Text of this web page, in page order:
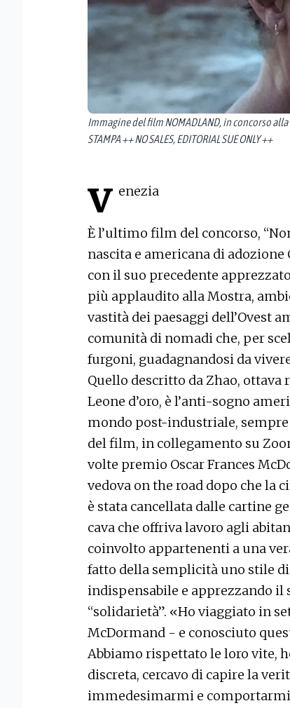
Immagine del film NOMADLAND, in concorso
STAMPA ++ NO SALES, EDITORIAL SUE ONLY ++
v enezia
È l’ultimo film del concorso,
nascita e americana di
con il suo precedente
più applaudito alla Mostra,
vastità dei paesaggi dell’Ovest
comunità di nomadi che, per
furgoni, guadagnandosi da
Quello descritto da Zhao, ottava
Leone d’oro, è l’anti-sogno
mondo post-industriale,
del film, in collegamento su
volte premio Oscar Frances
vedova on the road dopo che la
è stata cancellata dalle cartine
cava che offriva lavoro agli
coinvolto appartenenti a una
fatto della semplicità uno stile
indispensabile e apprezzando il
“solidarietà”. «Ho viaggiato in
McDormand - e conosciuto
Abbiamo rispettato le loro vite,
discreta, cercavo di capire la
immedesimarmi e